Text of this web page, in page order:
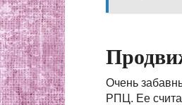
Очень
РПЦ. Ее